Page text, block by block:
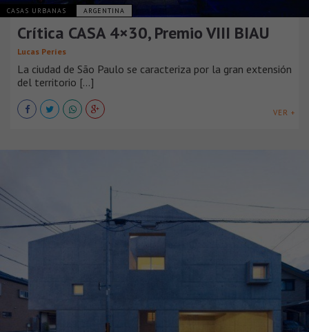
CASAS URBANAS ARGENTINA
Crítica CASA 4×30, Premio VIII BIAU
Lucas Períes
La ciudad de São Paulo se caracteriza por la gran extensión
del territorio [...]
VER +